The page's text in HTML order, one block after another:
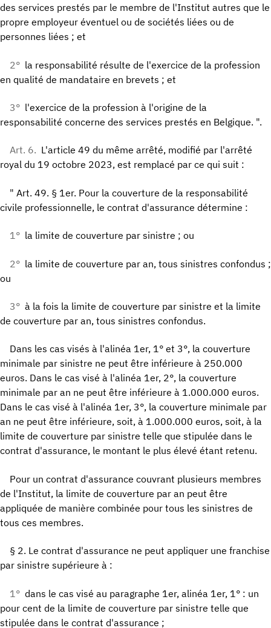
des services prestés par le membre de l'Institut autres que le
propre employeur éventuel ou de sociétés liées ou de
personnes liées ; et
2° la responsabilité résulte de l'exercice de la profession
en qualité de mandataire en brevets ; et
3° l'exercice de la profession à l'origine de la
responsabilité concerne des services prestés en Belgique. ".
Art. 6. L'article 49 du même arrêté, modifié par l'arrêté
royal du 19 octobre 2023, est remplacé par ce qui suit :
" Art. 49. § 1er. Pour la couverture de la responsabilité
civile professionnelle, le contrat d'assurance détermine :
1° la limite de couverture par sinistre ; ou
2° la limite de couverture par an, tous sinistres confondus ;
ou
3° à la fois la limite de couverture par sinistre et la limite
de couverture par an, tous sinistres confondus.
Dans les cas visés à l'alinéa 1er, 1° et 3°, la couverture
minimale par sinistre ne peut être inférieure à 250.000
euros. Dans le cas visé à l'alinéa 1er, 2°, la couverture
minimale par an ne peut être inférieure à 1.000.000 euros.
Dans le cas visé à l'alinéa 1er, 3°, la couverture minimale par
an ne peut être inférieure, soit, à 1.000.000 euros, soit, à la
limite de couverture par sinistre telle que stipulée dans le
contrat d'assurance, le montant le plus élevé étant retenu.
Pour un contrat d'assurance couvrant plusieurs membres
de l'Institut, la limite de couverture par an peut être
appliquée de manière combinée pour tous les sinistres de
tous ces membres.
§ 2. Le contrat d'assurance ne peut appliquer une franchise
par sinistre supérieure à :
1° dans le cas visé au paragraphe 1er, alinéa 1er, 1° : un
pour cent de la limite de couverture par sinistre telle que
stipulée dans le contrat d'assurance ;